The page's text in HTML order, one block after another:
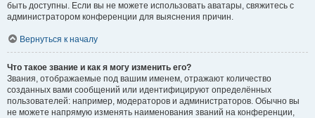
быть доступны. Если вы не можете использовать аватары, свяжитесь с
администратором конференции для выяснения причин.
Вернуться к началу
Что такое звание и как я могу изменить его?
Звания, отображаемые под вашим именем, отражают количество
созданных вами сообщений или идентифицируют определённых
пользователей: например, модераторов и администраторов. Обычно вы
не можете напрямую изменять наименования званий на конференции,